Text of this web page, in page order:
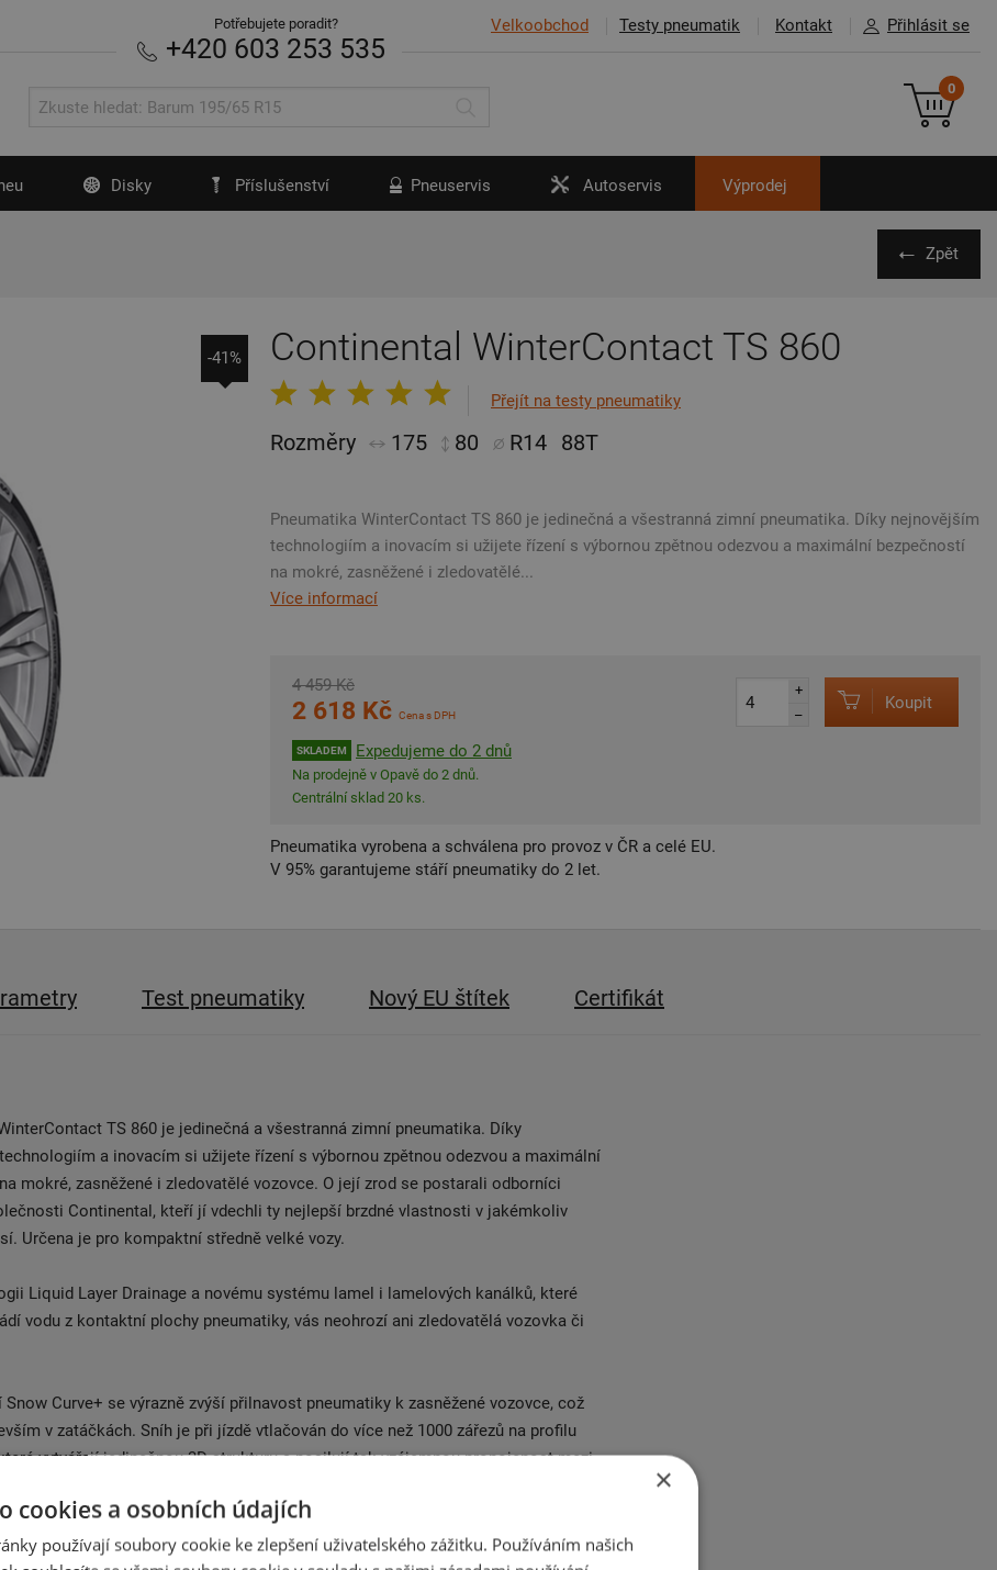
Velkoobchod Testy pneumatik Kontakt Přihlásit se
Potřebujete poradit?
+420 603 253 535
0
Disky Příslušenství Pneuservis Autoservis Výprodej
Zpět
Continental WinterContact TS 860
Přejít na testy pneumatiky
Rozměry 175 80 R14 88T
Pneumatika WinterContact TS 860 je jedinečná a všestranná zimní pneumatika. Díky nejnovějším
technologiím a inovacím si užijete řízení s výbornou zpětnou odezvou a maximální bezpečností
na mokré, zasněžené i zledovatělé...
Více informací
4 459 Kč
2 618 Kč Cena s DPH
SKLADEM Expedujeme do 2 dnů
Na prodejně v Opavě do 2 dnů.
Centrální sklad 20 ks.
+
–
Koupit
Pneumatika vyrobena a schválena pro provoz v ČR a celé EU.
V 95% garantujeme stáří pneumatiky do 2 let.
-41%
Test pneumatiky Nový EU štítek Certifikát
TS 860 je jedinečná a všestranná zimní pneumatika. Díky
a inovacím si užijete řízení s výbornou zpětnou odezvou a maximální
mokré, zasněžené i zledovatělé vozovce. O její zrod se postarali odborníci
Continental, kteří jí vdechli ty nejlepší brzdné vlastnosti v jakémkoliv
Určena je pro kompaktní středně velké vozy.
Liquid Layer Drainage a novému systému lamel i lamelových kanálků, které
vodu z kontaktní plochy pneumatiky, vás neohrozí ani zledovatělá vozovka či
Curve+ se výrazně zvýší přilnavost pneumatiky k zasněžené vozovce, což
v zatáčkách. Sníh je při jízdě vtlačován do více než 1000 zářezů na profilu
vytvářejí jedinečnou 3D strukturu a posilují tak vzájemnou propojenost mezi
profilu a konstrukce. Díky tomu účinně snižuje valivý odpor i spotřebu paliva –
kompromisů v oblasti bezpečnosti.
×
cookies a osobních údajích
používají soubory cookie ke zlepšení uživatelského zážitku. Používáním našich